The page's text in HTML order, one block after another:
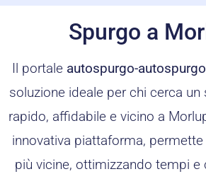
Spurgo a
Il portale autospurgo-
soluzione ideale per chi cerca
rapido, affidabile e vicino a
innovativa piattaforma,
più vicine, ottimizzando tempi e